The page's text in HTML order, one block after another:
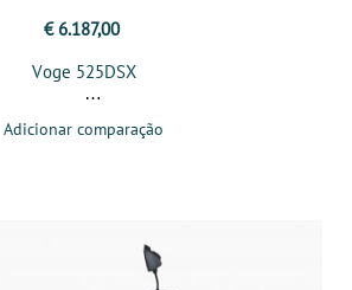
€ 6.187,00
Voge 525DSX
Adicionar comparação